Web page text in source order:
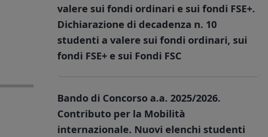
valere sui fondi ordinari e sui fondi FSE+.
Dichiarazione di decadenza n. 10
studenti a valere sui fondi ordinari, sui
fondi FSE+ e sui Fondi FSC
Bando di Concorso a.a. 2025/2026.
Contributo per la Mobilità
internazionale. Nuovi elenchi studenti